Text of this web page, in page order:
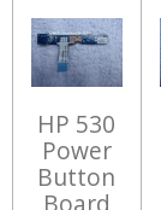
HP 530
Power
Button
Board